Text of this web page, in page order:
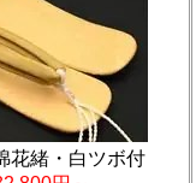
花緒・白ツボ付